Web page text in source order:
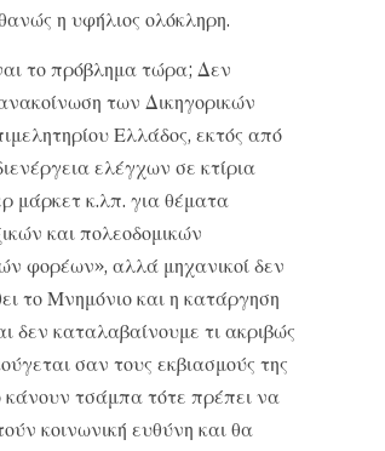
η υφήλιος ολόκληρη.
το πρόβλημα τώρα; Δεν
των Δικηγορικών
Ελλάδος, εκτός από
ελέγχων σε κτίρια
μάρκετ κ.λπ. για θέματα
και πολεοδομικών
φορέων», αλλά μηχανικοί δεν
το Μνημόνιο και η κατάργηση
δεν καταλαβαίνουμε τι ακριβώς
σαν τους εκβιασμούς της
κάνουν τσάμπα τότε πρέπει να
κοινωνική ευθύνη και θα